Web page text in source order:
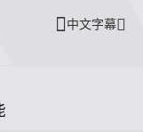
中文字幕